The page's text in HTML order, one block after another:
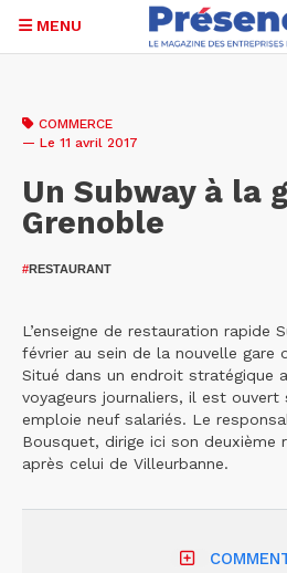
contenu
MENU
COMMERCE
— Le 11 avril 2017
Un Subway à la
Grenoble
#RESTAURANT
L’enseigne de restauration rapide
février au sein de la nouvelle gare
Situé dans un endroit stratégique
voyageurs journaliers, il est
emploie neuf salariés. Le
Bousquet, dirige ici son deuxième
après celui de Villeurbanne.